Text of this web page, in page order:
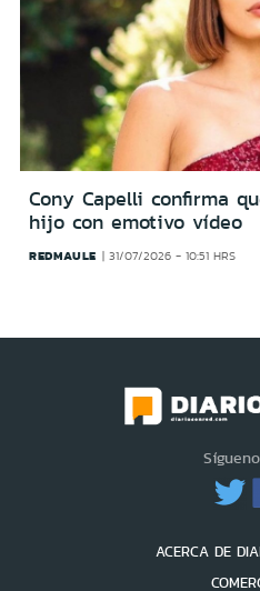
Cony Capelli confirma
hijo con emotivo vídeo
REDMAULE 31/07/2026 - 10:51 HRS
ACERCA DE